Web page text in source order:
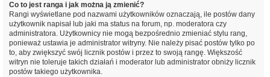
Co to jest ranga i jak można ją zmienić?
Rangi wyświetlane pod nazwami użytkowników oznaczają, ile postów dany
użytkownik napisał lub jaki ma status na forum, np. moderatora czy
administratora. Użytkownicy nie mogą bezpośrednio zmieniać stylu rang,
ponieważ ustawia je administrator witryny. Nie należy pisać postów tylko po
to, aby zwiększyć swój licznik postów i przez to swoją rangę. Większość
witryn nie toleruje takich działań i moderator lub administrator obniży licznik
postów takiego użytkownika.